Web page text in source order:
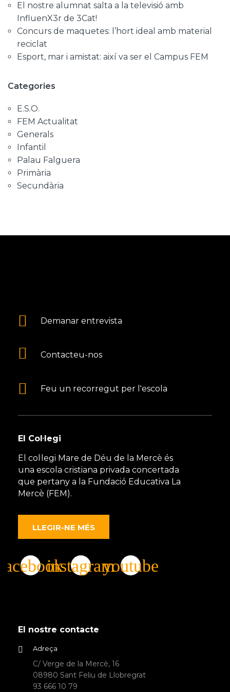
El nostre alumnat salta a la televisió amb
InfluenX3r de 3Cat!
Concurs de maquetes: l’hort ideal amb material
reciclat
Esport, mar i amistat: així va ser el Campus FEM
Categories
E.S.O.
FEM Actualitat
Generals
Infantil
Palau Falguera
Primària
Secundària
Demanar entrevista
Contacteu-nos
Feu un recorregut per l'escola
El Col·legi
El col·legi Mare de Déu de la Mercè és
una escola cristiana privada concertada
que pertany a la Fundació Educativa La
Mercè (FEM).
LLEGIR-NE MÉS
El nostre contacte
Adreça
C/ Verge de la Mercè, 16
08980 Sant Feliu de Llobregrat
93 666 10 79